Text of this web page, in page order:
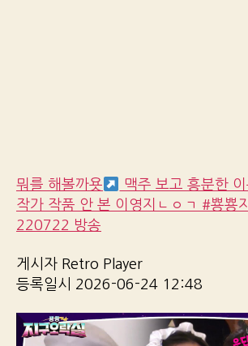
뭐를 해볼까욧
맥주 보고 흥분한
작가 작품 안 본 이영지ㄴㅇㄱ #뿅뿅
220722 방송
게시자 Retro Player
등록일시 2026-06-24 12:48